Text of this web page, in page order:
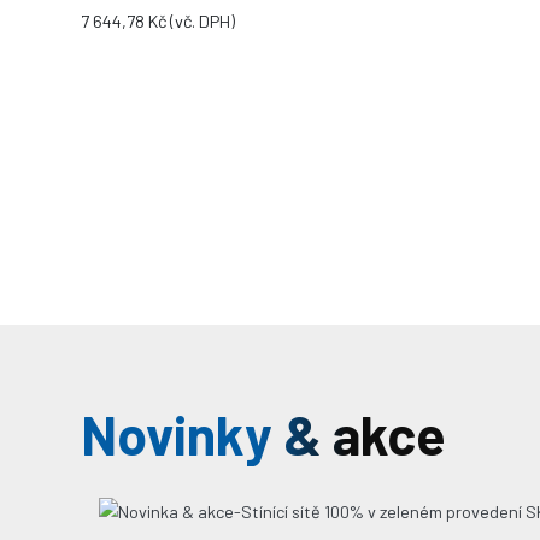
7 644,78 Kč(vč. DPH)
Novinky & akce